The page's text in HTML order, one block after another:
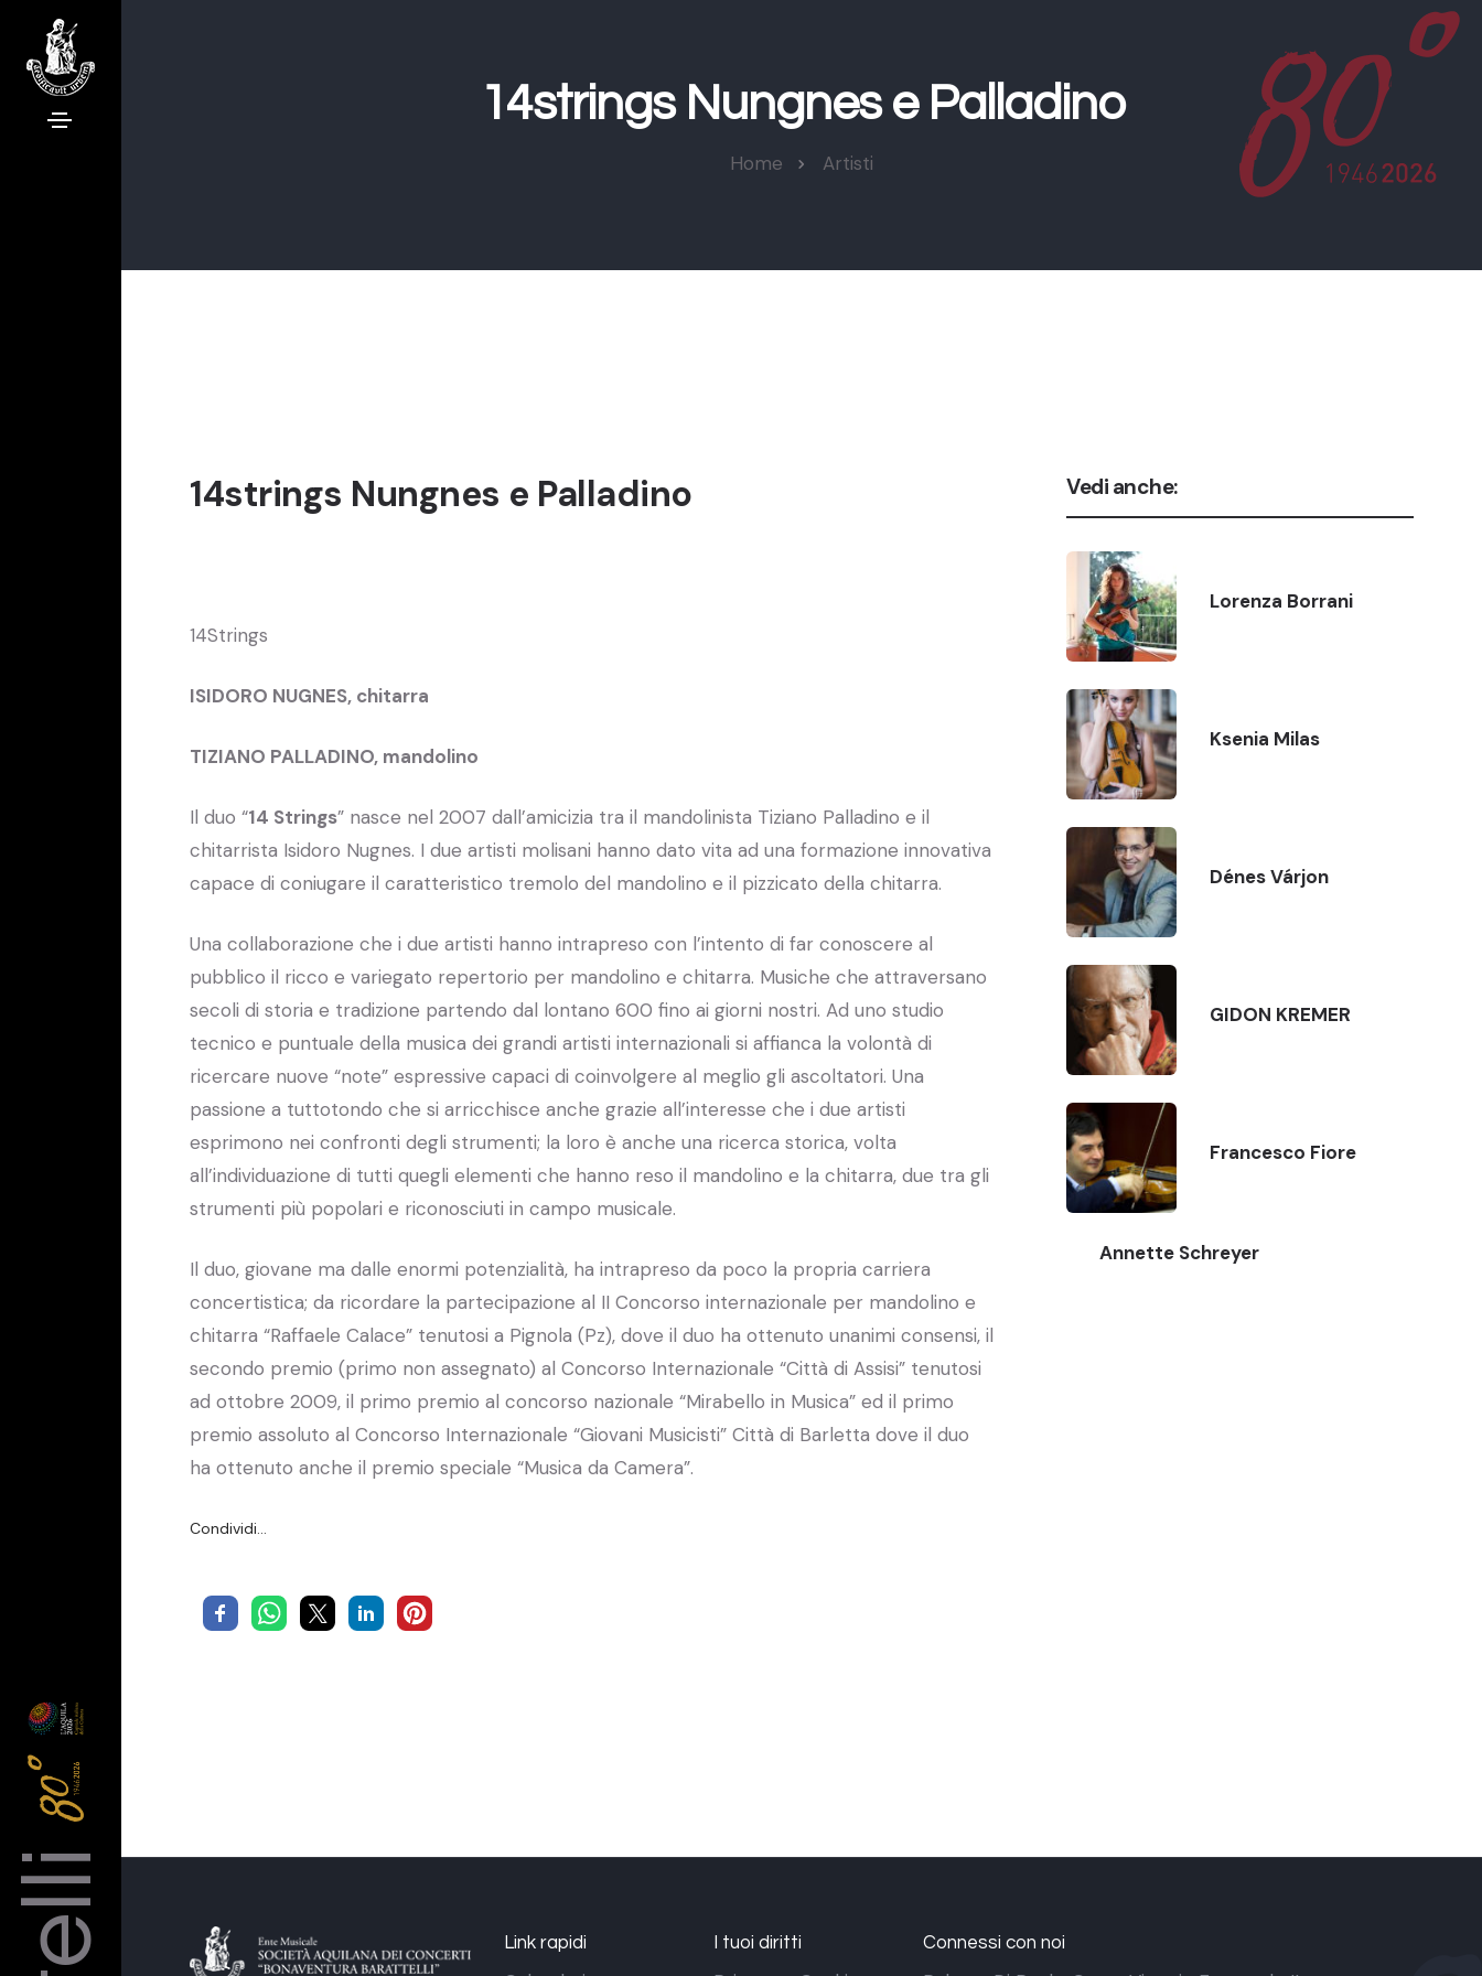
14strings Nungnes e Palladino
Home Artisti
14strings Nungnes e Palladino
14Strings
ISIDORO NUGNES, chitarra
TIZIANO PALLADINO, mandolino
Il duo “14 Strings” nasce nel 2007 dall’amicizia tra il mandolinista Tiziano Palladino e il
chitarrista Isidoro Nugnes. I due artisti molisani hanno dato vita ad una formazione innovativa
capace di coniugare il caratteristico tremolo del mandolino e il pizzicato della chitarra.
Una collaborazione che i due artisti hanno intrapreso con l’intento di far conoscere al
pubblico il ricco e variegato repertorio per mandolino e chitarra. Musiche che attraversano
secoli di storia e tradizione partendo dal lontano 600 fino ai giorni nostri. Ad uno studio
tecnico e puntuale della musica dei grandi artisti internazionali si affianca la volontà di
ricercare nuove “note” espressive capaci di coinvolgere al meglio gli ascoltatori. Una
passione a tuttotondo che si arricchisce anche grazie all’interesse che i due artisti
esprimono nei confronti degli strumenti; la loro è anche una ricerca storica, volta
all’individuazione di tutti quegli elementi che hanno reso il mandolino e la chitarra, due tra gli
strumenti più popolari e riconosciuti in campo musicale.
Il duo, giovane ma dalle enormi potenzialità, ha intrapreso da poco la propria carriera
concertistica; da ricordare la partecipazione al II Concorso internazionale per mandolino e
chitarra “Raffaele Calace” tenutosi a Pignola (Pz), dove il duo ha ottenuto unanimi consensi, il
secondo premio (primo non assegnato) al Concorso Internazionale “Città di Assisi” tenutosi
ad ottobre 2009, il primo premio al concorso nazionale “Mirabello in Musica” ed il primo
premio assoluto al Concorso Internazionale “Giovani Musicisti” Città di Barletta dove il duo
ha ottenuto anche il premio speciale “Musica da Camera”.
Condividi…
Vedi anche:
Lorenza Borrani
Ksenia Milas
Dénes Várjon
GIDON KREMER
Francesco Fiore
Annette Schreyer
Link rapidi I tuoi diritti Connessi con noi